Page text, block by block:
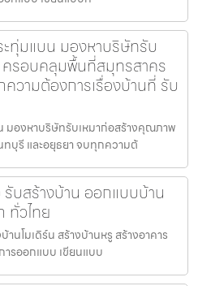
ทุ่มแบน มองหาบริษัทรับ
รอบคลุมพื้นที่สมุทรสาคร
วามต้องการเรื่องบ้านที่ รับ
มองหาบริษัทรับเหมาก่อสร้างคุณภาพ
บุรี และอยุธยา จบทุกความต้
รับสร้างบ้าน ออกแบบบ้าน
ทั่วไทย
านโมเดิร์น สร้างบ้านหรู สร้างอาคาร
ารออกแบบ เขียนแบบ